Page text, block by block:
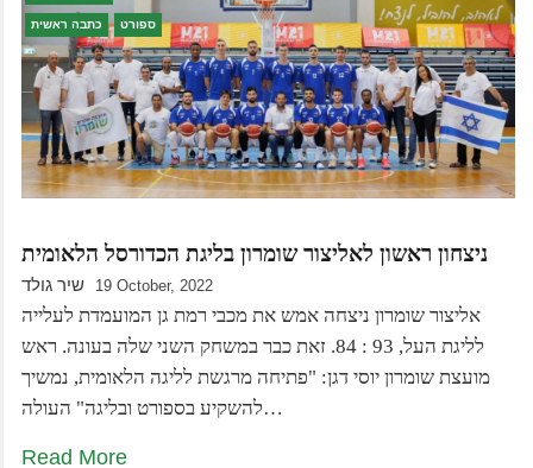
כתבה ראשית ספורט
ניצחון ראשון לאליצור שומרון בליגת הכדורסל הלאומית
שיר גולד 19 October, 2022
אליצור שומרון ניצחה אמש את מכבי רמת גן המועמדת לעלייה
לליגת העל, 93 : 84. זאת כבר במשחק השני שלה בעונה. ראש
מועצת שומרון יוסי דגן: "פתיחה מרגשת לליגה הלאומית, נמשיך
להשקיע בספורט ובליגה" העולה…
Read More